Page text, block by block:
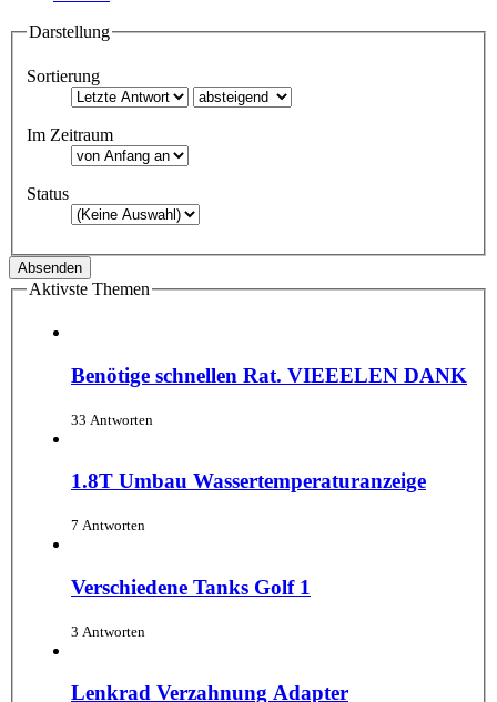
Darstellung
Sortierung
Im Zeitraum
Status
Aktivste Themen
Benötige schnellen Rat. VIEEELEN DANK
33 Antworten
1.8T Umbau Wassertemperaturanzeige
7 Antworten
Verschiedene Tanks Golf 1
3 Antworten
Lenkrad Verzahnung Adapter